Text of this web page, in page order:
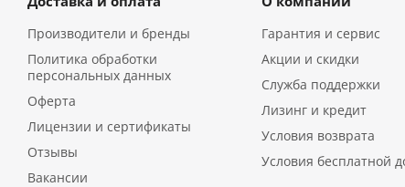
Производители и бренды
Политика обработки
персональных данных
Оферта
Лицензии и сертификаты
Отзывы
Вакансии
Гарантия и сервис
Акции и скидки
Служба поддержки
Лизинг и кредит
Условия возврата
Условия бесплатной